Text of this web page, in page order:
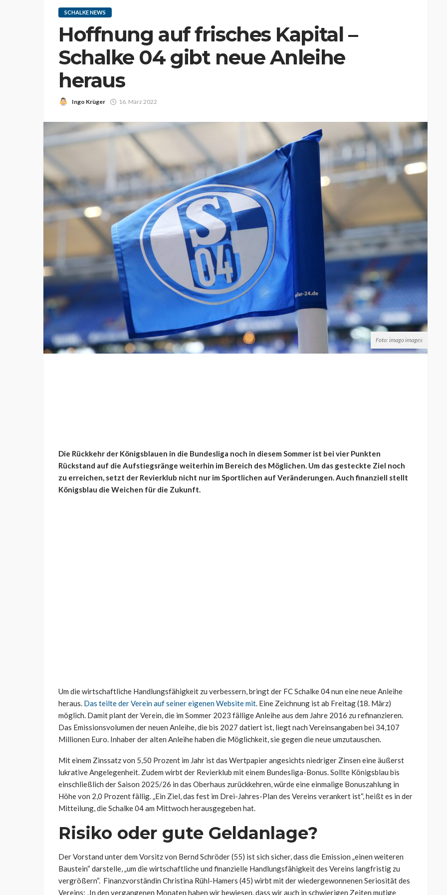
SCHALKE NEWS
Hoffnung auf frisches Kapital –
Schalke 04 gibt neue Anleihe
heraus
Ingo Krüger 16. März 2022
Foto: imago images
Die Rückkehr der Königsblauen in die Bundesliga noch in diesem Sommer ist bei vier Punkten
Rückstand auf die Aufstiegsränge weiterhin im Bereich des Möglichen. Um das gesteckte Ziel noch
zu erreichen, setzt der Revierklub nicht nur im Sportlichen auf Veränderungen. Auch finanziell stellt
Königsblau die Weichen für die Zukunft.
Um die wirtschaftliche Handlungsfähigkeit zu verbessern, bringt der FC Schalke 04 nun eine neue Anleihe
heraus. Das teilte der Verein auf seiner eigenen Website mit. Eine Zeichnung ist ab Freitag (18. März)
möglich. Damit plant der Verein, die im Sommer 2023 fällige Anleihe aus dem Jahre 2016 zu refinanzieren.
Das Emissionsvolumen der neuen Anleihe, die bis 2027 datiert ist, liegt nach Vereinsangaben bei 34,107
Millionen Euro. Inhaber der alten Anleihe haben die Möglichkeit, sie gegen die neue umzutauschen.
Mit einem Zinssatz von 5,50 Prozent im Jahr ist das Wertpapier angesichts niedriger Zinsen eine äußerst
lukrative Angelegenheit. Zudem wirbt der Revierklub mit einem Bundesliga-Bonus. Sollte Königsblau bis
einschließlich der Saison 2025/26 in das Oberhaus zurückkehren, würde eine einmalige Bonuszahlung in
Höhe von 2,0 Prozent fällig. „Ein Ziel, das fest im Drei-Jahres-Plan des Vereins verankert ist“, heißt es in der
Mitteilung, die Schalke 04 am Mittwoch herausgegeben hat.
Risiko oder gute Geldanlage?
Der Vorstand unter dem Vorsitz von Bernd Schröder (55) ist sich sicher, dass die Emission „einen weiteren
Baustein“ darstelle, „um die wirtschaftliche und finanzielle Handlungsfähigkeit des Vereins langfristig zu
vergrößern“. Finanzvorständin Christina Rühl-Hamers (45) wirbt mit der wiedergewonnenen Seriosität des
Vereins: „In den vergangenen Monaten haben wir bewiesen, dass wir auch in schwierigen Zeiten mutige